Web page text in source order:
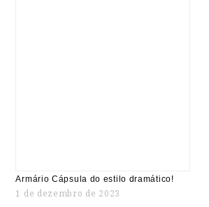
Armário Cápsula do estilo dramático!
1 de dezembro de 2023